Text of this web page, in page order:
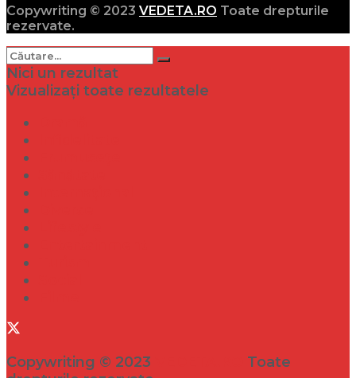
Copywriting © 2023 VEDETA.RO Toate drepturile
rezervate.
Nici un rezultat
Vizualizați toate rezultatele
Copywriting © 2023
Toate